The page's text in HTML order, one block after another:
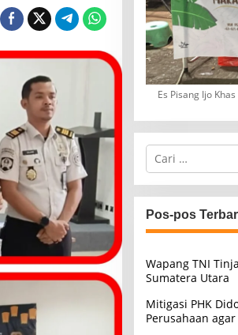
Es Pisang Ijo
C
i
u
n
t
k
:
Pos-pos
Wapang TNI
Sumatera Utara
Mitigasi PHK
Perusahaan